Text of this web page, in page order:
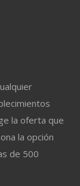
la oferta que
la opción
de 500